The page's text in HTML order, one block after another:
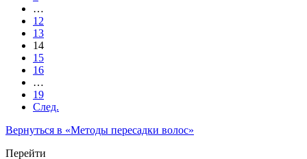
…
12
13
14
15
16
…
19
След.
Вернуться в «Методы пересадки волос»
Перейти